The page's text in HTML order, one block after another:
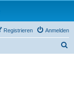
Anmelden
Registrieren